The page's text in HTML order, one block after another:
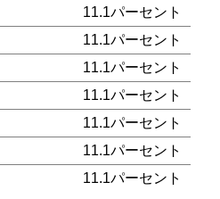
11.1パーセント
11.1パーセント
11.1パーセント
11.1パーセント
11.1パーセント
11.1パーセント
11.1パーセント